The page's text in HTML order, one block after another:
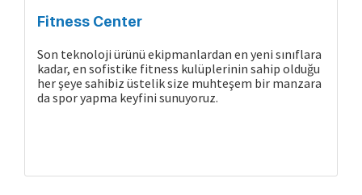
Fitness Center
Son teknoloji ürünü ekipmanlardan en yeni sınıflara
kadar, en sofistike fitness kulüplerinin sahip olduğu
her şeye sahibiz üstelik size muhteşem bir manzara
da spor yapma keyfini sunuyoruz.